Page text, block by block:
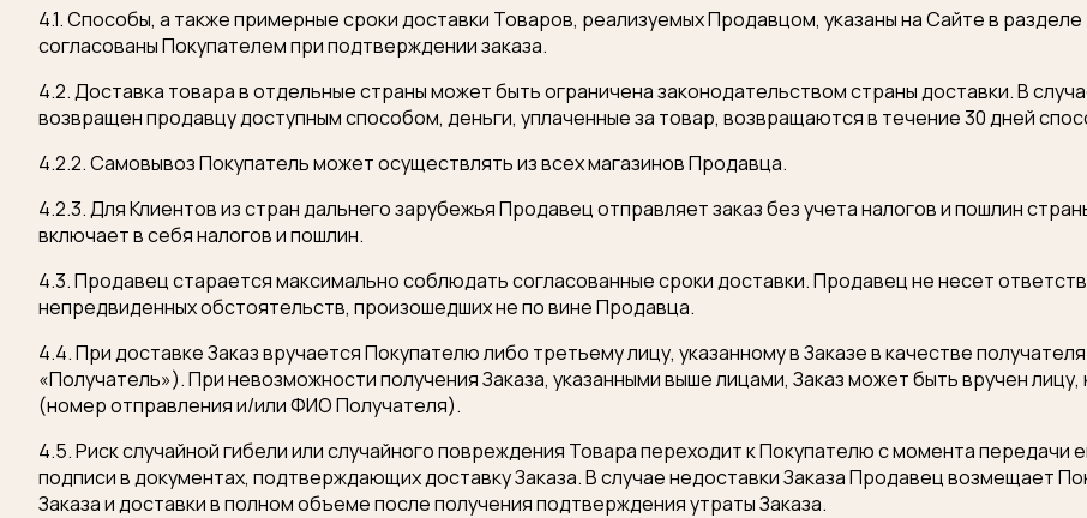
4.1. Способы, а также примерные сроки доставки Товаров, реализуемых Продавцом, указаны на Сайте в
согласованы Покупателем при подтверждении заказа.
4.2. Доставка товара в отдельные страны может быть ограничена законодательством страны доставки. В
возвращен продавцу доступным способом, деньги, уплаченные за товар, возвращаются в течение 30 дней
4.2.2. Самовывоз Покупатель может осуществлять из всех магазинов Продавца.
4.2.3. Для Клиентов из стран дальнего зарубежья Продавец отправляет заказ без учета налогов и пошлин
включает в себя налогов и пошлин.
4.3. Продавец старается максимально соблюдать согласованные сроки доставки. Продавец не несет
непредвиденных обстоятельств, произошедших не по вине Продавца.
4.4. При доставке Заказ вручается Покупателю либо третьему лицу, указанному в Заказе в качестве
«Получатель»). При невозможности получения Заказа, указанными выше лицами, Заказ может быть вручен
(номер отправления и/или ФИО Получателя).
4.5. Риск случайной гибели или случайного повреждения Товара переходит к Покупателю с момента передачи
подписи в документах, подтверждающих доставку Заказа. В случае недоставки Заказа Продавец возмещает
Заказа и доставки в полном объеме после получения подтверждения утраты Заказа.
Я согласен справилами обработки персональныхданных
ОТПРАВИТЬ